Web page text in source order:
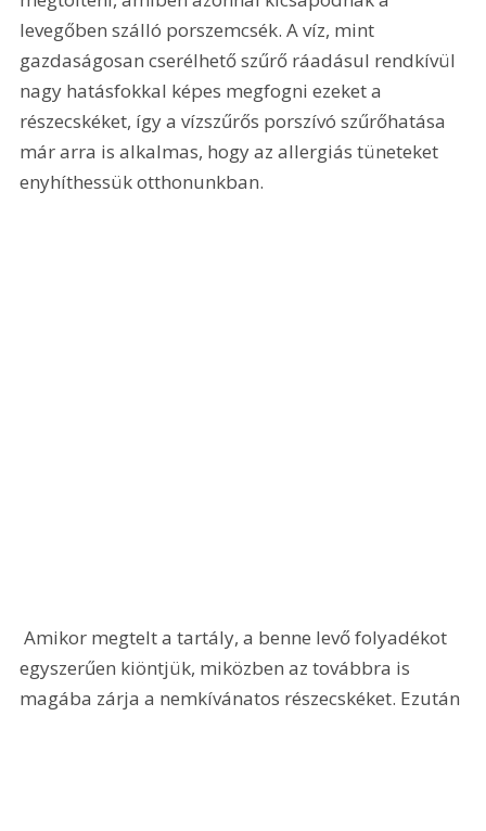
levegőben szálló porszemcsék. A víz, mint
gazdaságosan cserélhető szűrő ráadásul rendkívül
nagy hatásfokkal képes megfogni ezeket a
részecskéket, így a vízszűrős porszívó szűrőhatása
már arra is alkalmas, hogy az allergiás tüneteket
enyhíthessük otthonunkban.
Amikor megtelt a tartály, a benne levő folyadékot
egyszerűen kiöntjük, miközben az továbbra is
magába zárja a nemkívánatos részecskéket. Ezután